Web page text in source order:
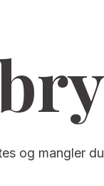
og mangler